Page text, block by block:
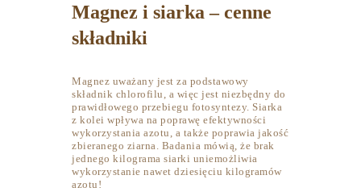
Magnez i siarka – cenne
składniki
Magnez uważany jest za podstawowy
składnik chlorofilu, a więc jest niezbędny do
prawidłowego przebiegu fotosyntezy. Siarka
z kolei wpływa na poprawę efektywności
wykorzystania azotu, a także poprawia jakość
zbieranego ziarna. Badania mówią, że brak
jednego kilograma siarki uniemożliwia
wykorzystanie nawet dziesięciu kilogramów
azotu!